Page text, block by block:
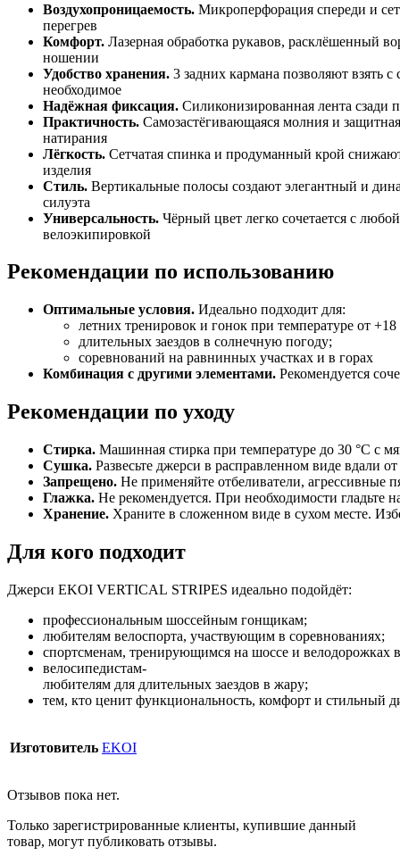
Воздухопроницаемость. Микроперфорация спереди и
перегрев
Комфорт. Лазерная обработка рукавов, расклёшенный
ношении
Удобство хранения. 3 задних кармана позволяют взять с
необходимое
Надёжная фиксация. Силиконизированная лента сзади
Практичность. Самозастёгивающаяся молния и защитная
натирания
Лёгкость. Сетчатая спинка и продуманный крой
изделия
Стиль. Вертикальные полосы создают элегантный и
силуэта
Универсальность. Чёрный цвет легко сочетается с любой
велоэкипировкой
Рекомендации по использованию
Оптимальные условия. Идеально подходит для:
летних тренировок и гонок при температуре от +18
длительных заездов в солнечную погоду;
соревнований на равнинных участках и в горах
Комбинация с другими элементами. Рекомендуется
Рекомендации по уходу
Стирка. Машинная стирка при температуре до 30 °C с
Сушка. Развесьте джерси в расправленном виде вдали от
Запрещено. Не применяйте отбеливатели, агрессивные
Глажка. Не рекомендуется. При необходимости гладьте
Хранение. Храните в сложенном виде в сухом месте.
Для кого подходит
Джерси EKOI VERTICAL STRIPES идеально подойдёт:
профессиональным шоссейным гонщикам;
любителям велоспорта, участвующим в соревнованиях;
спортсменам, тренирующимся на шоссе и велодорожках в
велосипедистам-
любителям для длительных заездов в жару;
тем, кто ценит функциональность, комфорт и стильный
Изготовитель EKOI
Отзывов пока нет.
Только зарегистрированные клиенты, купившие данный
товар, могут публиковать отзывы.